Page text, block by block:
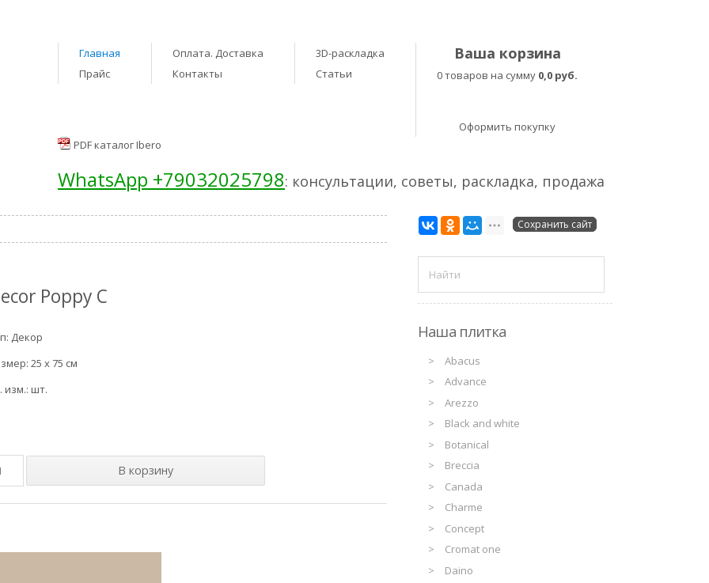
Главная
Прайс
Оплата. Доставка
Контакты
3D-раскладка
Статьи
Ваша корзина
0 товаров на сумму 0,0 руб.
Оформить покупку
PDF каталог Ibero
WhatsApp +79032025798: консультации, советы, раскладка, продажа
Poppy C
Декор
25 x 75 см
изм.: шт.
Сохранить сайт
Наша плитка
Abacus
Advance
Arezzo
Black and white
Botanical
Breccia
Canada
Charme
Concept
Cromat one
Daino